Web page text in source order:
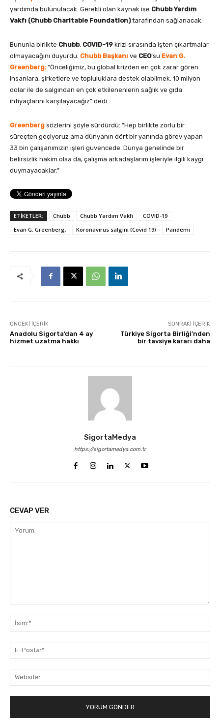
yardımda bulunulacak. Gerekli olan kaynak ise Chubb Yardım
Vakfı (Chubb Charitable Foundation)tarafından sağlanacak.
Bununla birlikte Chubb, COVID-19 krizi sırasında işten çıkartmalar
olmayacağını duyurdu. Chubb Başkanı ve CEO’su Evan G.
Greenberg; “Önceliğimiz, bu global krizden en çok zarar gören
insanlara, şirketlere ve topluluklara destek olabilmek. 10 milyon
dolar ile de salgından en çok etkilenenlerin sağlık ve gıda
ihtiyaçlarını karşılayacağız” dedi.
Greenberg sözlerini şöyle sürdürdü: “Hep birlikte zorlu bir
süreçten geçiyoruz ama dünyanın dört bir yanında görev yapan
33 bin çalışanımızın işleri güvencede. Dünya genelinde bir
belirsizlik hakim olsa da, çalışma arkadaşlarım işleriyle ilgili kaygı
duymayacaklar.”
ETİKETLER: Chubb Chubb Yardım Vakfı
COVID-19
Evan G. Greenberg;
Koronavirüs salgını (Covid 19) Pandemi
ÖNCEKI İÇERIK
Anadolu Sigorta’dan 4 ay
hizmet uzatma hakkı
SONRAKI İÇERIK
Türkiye Sigorta Birliği’nden
bir tavsiye kararı daha
SigortaMedya
https://sigortamedya.com.tr
CEVAP VER